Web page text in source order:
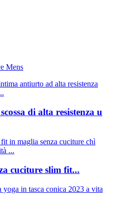
Mens
di alta resistenza u
cuciture slim fit...